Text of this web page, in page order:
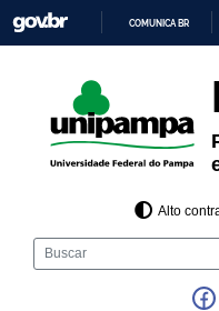
para
o
COMUNICA BR
Alto